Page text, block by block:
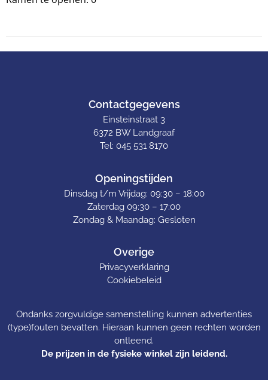
Contactgegevens
Einsteinstraat 3
6372 BW Landgraaf
Tel: 045 531 8170
Openingstijden
Dinsdag t/m Vrijdag: 09:30 – 18:00
Zaterdag 09:30 – 17:00
Zondag & Maandag: Gesloten
Overige
Privacyverklaring
Cookiebeleid
Ondanks zorgvuldige samenstelling kunnen advertenties
(type)fouten bevatten. Hieraan kunnen geen rechten worden
ontleend.
De prijzen in de fysieke winkel zijn leidend.